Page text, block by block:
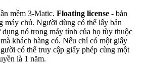
mềm 3-Matic. Floating license - bản
máy chủ. Người dùng có thể lấy bản
nó trong máy tính của họ tùy thuộc
khách hàng có. Nếu chỉ có một giấy
có thể truy cập giấy phép cùng một
là 1 năm.